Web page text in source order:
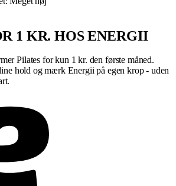
1 KR. HOS ENERGII
Pilates for kun 1 kr. den første måned.
hold og mærk Energii på egen krop - uden